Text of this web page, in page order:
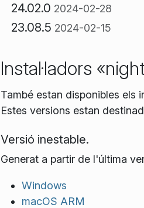
24.02.0 2024-02-28
23.08.5 2024-02-15
Instal·ladors
També estan disponibles els
Estes versions estan
Versió inestable.
Generat a partir de l'última
Windows
macOS ARM